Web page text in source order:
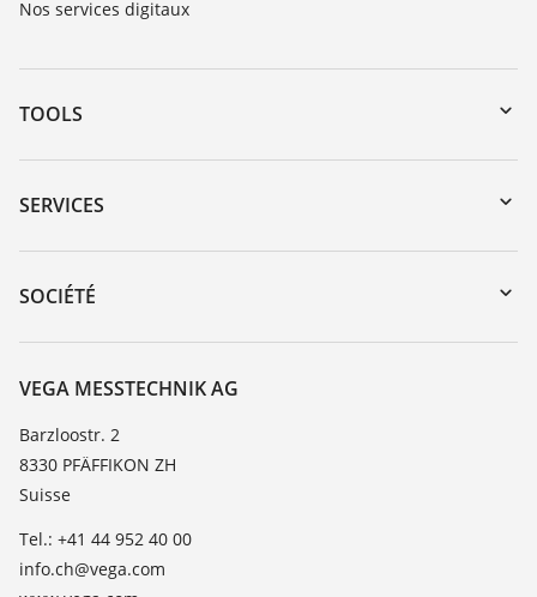
Nos services digitaux
TOOLS
Téléchargements
Recherche par numéro de série
DTM Collection/PACTware
SERVICES
Retour d'appareil
Formations
Liste de compatibilité chimique
TeamViewer
SOCIÉTÉ
À propos de VEGA
Contact
News
Presse
Blog
VEGA MESSTECHNIK AG
Barzloostr. 2
8330 PFÄFFIKON ZH
Suisse
Tel.: +41 44 952 40 00
info.ch@vega.com